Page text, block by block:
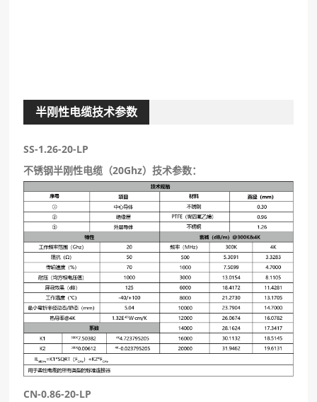
半刚性电缆技术参数
SS-1.26-20-LP
不锈钢半刚性电缆（20Ghz）技术参数：
CN-0.86-20-LP